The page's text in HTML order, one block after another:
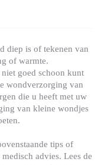
diep is of tekenen van
of warmte.
goed schoon kunt
wondverzorging van
die u heeft met uw
van kleine wondjes
tips of
advies. Lees de